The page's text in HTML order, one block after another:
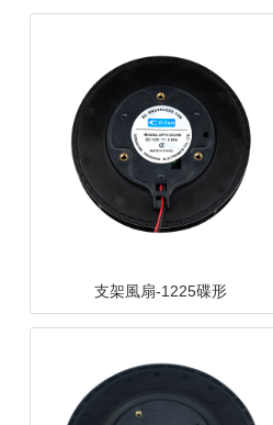
支架風扇-1525碟形